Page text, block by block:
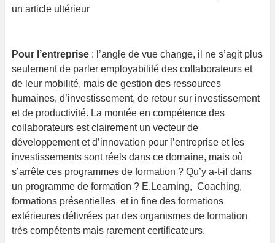
un article ultérieur
Pour l’entreprise: l’angle de vue change, il ne s’agit plus
seulement de parler employabilité des collaborateurs et
de leur mobilité, mais de gestion des ressources
humaines, d’investissement, de retour sur investissement
et de productivité. La montée en compétence des
collaborateurs est clairement un vecteur de
développement et d’innovation pour l’entreprise et les
investissements sont réels dans ce domaine, mais où
s’arrête ces programmes de formation ? Qu’y a-t-il dans
un programme de formation ? E.Learning, Coaching,
formations présentielles et in fine des formations
extérieures délivrées par des organismes de formation
très compétents mais rarement certificateurs.